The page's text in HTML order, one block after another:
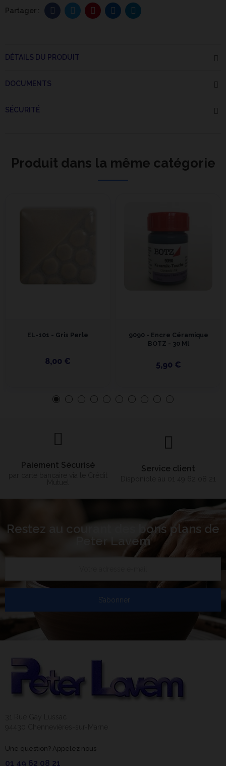
DÉTAILS DU PRODUIT
DOCUMENTS
SÉCURITÉ
Produit dans la même catégorie
EL-101 - Gris Perle
8,00 €
9090 - Encre Céramique
BOTZ - 30 Ml
5,90 €
Paiement Sécurisé Service client
Restez au courant des bons plans de
Peter Lavem
S’abonner
Une question? Appelez nous
01 49 62 08 21